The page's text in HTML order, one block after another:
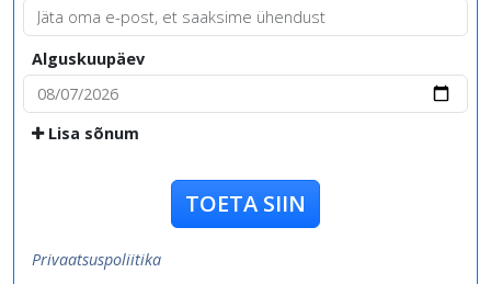
Alguskuupäev
Lisa sõnum
TOETA SIIN
Privaatsuspoliitika